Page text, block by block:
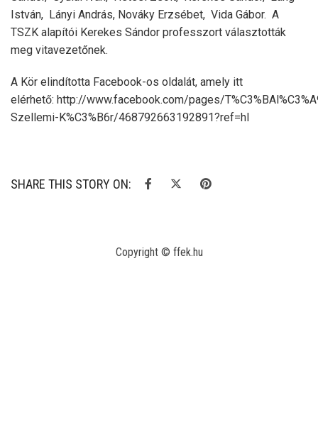
István, Lányi András, Nováky Erzsébet, Vida Gábor. A
TSZK alapítói Kerekes Sándor professzort választották
meg vitavezetőnek.
A Kör elindította Facebook-os oldalát, amely itt
elérhető: http://www.facebook.com/pages/
Szellemi-K%C3%B6r/468792663192891?ref=hl
SHARE THIS STORY ON:
Copyright © ffek.hu